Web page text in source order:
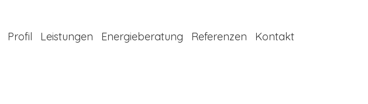
Profil Leistungen Energieberatung Referenzen Kontakt